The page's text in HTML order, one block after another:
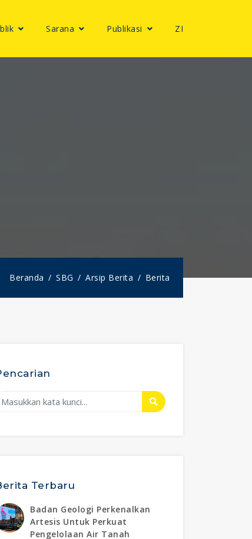
Sarana Publikasi ZI
Beranda SBG Arsip Berita Berita
Terbaru
Badan Geologi Perkenalkan
Artesis Untuk Perkuat
Pengelolaan Air Tanah